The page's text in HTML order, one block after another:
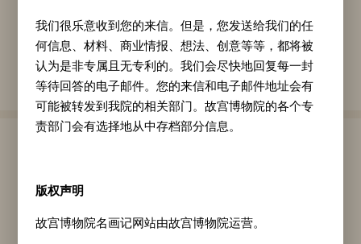
弘历 清代 类别
质地
纸本
纵
35.4cm
横
100cm
此图是乾隆帝于乾隆十八年（1753）所绘。他
在卷尾自题中言明绘此图的缘起：“旧时所御良
我们很乐意收到您的来信。但是，您发送给我们的任
何信息、材料、商业情报、想法、创意等等，都将被
认为是非专属且无专利的。我们会尽快地回复每一封
等待回答的电子邮件。您的来信和电子邮件地址会有
可能被转发到我院的相关部门。故宫博物院的各个专
责部门会有选择地从中存档部分信息。
版权声明
故宫博物院名画记网站由故宫博物院运营。